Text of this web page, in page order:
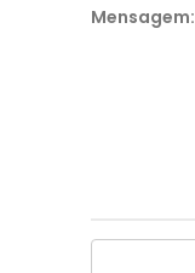
Mensagem: